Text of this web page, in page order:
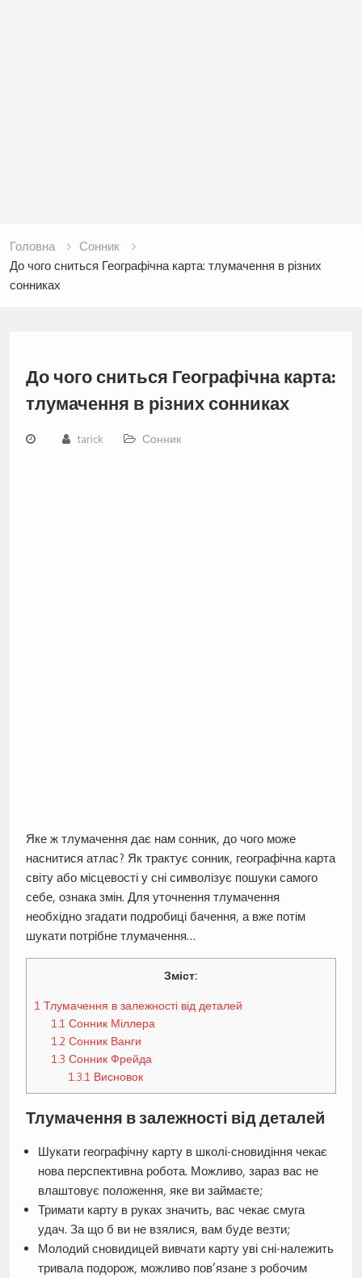
Головна
Сонник
До чого сниться Географічна карта: тлумачення в різних
сонниках
До чого сниться Географічна карта:
тлумачення в різних сонниках
tarick Сонник
Яке ж тлумачення дає нам сонник, до чого може
наснитися атлас? Як трактує сонник, географічна карта
світу або місцевості у сні символізує пошуки самого
себе, ознака змін. Для уточнення тлумачення
необхідно згадати подробиці бачення, а вже потім
шукати потрібне тлумачення…
Зміст:
1 Тлумачення в залежності від деталей
1.1 Сонник Міллера
1.2 Сонник Ванги
1.3 Сонник Фрейда
1.3.1 Висновок
Тлумачення в залежності від деталей
Шукати географічну карту в школі-сновидіння чекає
нова перспективна робота. Можливо, зараз вас не
влаштовує положення, яке ви займаєте;
Тримати карту в руках значить, вас чекає смуга
удач. За що б ви не взялися, вам буде везти;
Молодий сновидицей вивчати карту уві сні-належить
тривала подорож, можливо пов’язане з робочим